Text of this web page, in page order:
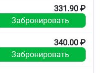
influenzae
parainfluenzae,
oxytoca),
(продуцирующие и
331.90 ₽
Забронировать
340.00 ₽
Забронировать